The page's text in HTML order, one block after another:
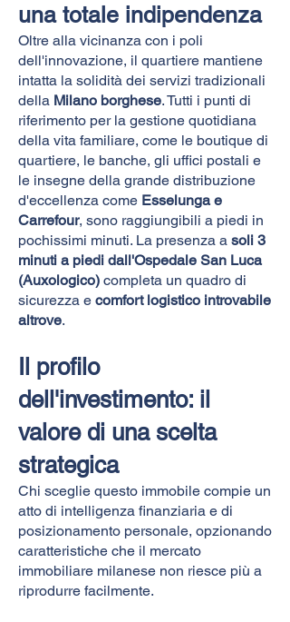
una totale indipendenza
Oltre alla vicinanza con i poli
dell'innovazione, il quartiere mantiene
intatta la solidità dei servizi tradizionali
della Milano borghese. Tutti i punti di
riferimento per la gestione quotidiana
della vita familiare, come le boutique di
quartiere, le banche, gli uffici postali e
le insegne della grande distribuzione
d'eccellenza come Esselunga e
Carrefour, sono raggiungibili a piedi in
pochissimi minuti. La presenza a soli 3
minuti a piedi dall'Ospedale San Luca
(Auxologico) completa un quadro di
sicurezza e comfort logistico introvabile
altrove.
Il profilo
dell'investimento: il
valore di una scelta
strategica
Chi sceglie questo immobile compie un
atto di intelligenza finanziaria e di
posizionamento personale, opzionando
caratteristiche che il mercato
immobiliare milanese non riesce più a
riprodurre facilmente.